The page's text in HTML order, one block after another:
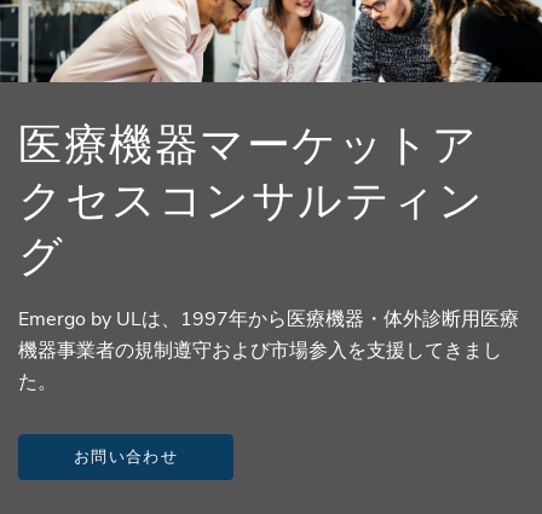
医療機器マーケットア
クセスコンサルティン
グ
Emergo by ULは、1997年から医療機器・体外診断用医療
機器事業者の規制遵守および市場参入を支援してきまし
た。
お問い合わせ